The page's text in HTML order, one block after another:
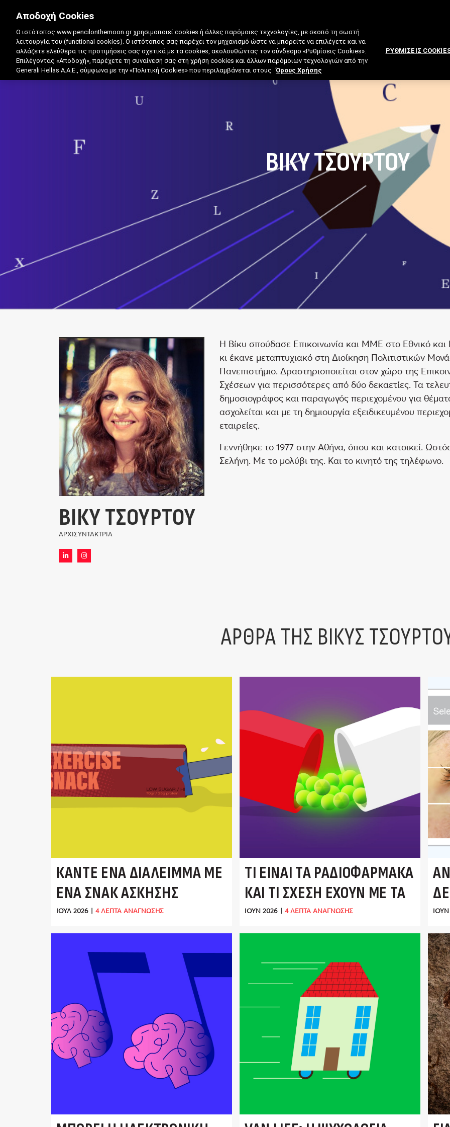
ΒΊΚΥ ΤΣΟΎΡΤΟΥ
ΒΊΚΥ ΤΣΟΎΡΤΟΥ
ΑΡΧΙΣΥΝΤΆΚΤΡΙΑ
Η Βίκυ σπούδασε Επικοινωνία και ΜΜΕ στο Εθνικό
κι έκανε μεταπτυχιακό στη Διοίκηση Πολιτιστικών
Πανεπιστήμιο. Δραστηριοποιείται στον χώρο της
Σχέσεων για περισσότερες από δύο δεκαετίες. Τα
δημοσιογράφος και παραγωγός περιεχομένου για
ασχολείται και με τη δημιουργία εξειδικευμένου
εταιρείες.
Γεννήθηκε το 1977 στην Αθήνα, όπου και κατοικεί.
Σελήνη. Με το μολύβι της. Και το κινητό της τηλέφωνο.
ΑΡΘΡΑ ΤΗΣ ΒΙΚΥΣ
ΚΆΝΤΕ ΈΝΑ ΔΙΆΛΕΙΜΜΑ ΜΕ
ΈΝΑ ΣΝΑΚ ΆΣΚΗΣΗΣ
ΙΟΎΛ 2026 | 4 ΛΕΠΤΑ ΑΝΑΓΝΩΣΗΣ
ΤΙ ΕΊΝΑΙ ΤΑ ΡΑΔΙΟΦΆΡΜΑΚΑ
ΚΑΙ ΤΙ ΣΧΈΣΗ ΈΧΟΥΝ ΜΕ ΤΑ
ΠΥΡΗΝΙΚΆ ΑΠΌΒΛΗΤΑ
ΙΟΎΝ 2026 | 4 ΛΕΠΤΑ ΑΝΑΓΝΩΣΗΣ
ΟΥ
Αποδοχή Cookies
Ο ιστότοπος www.pencilonthemoon.gr χρησιμοποιεί cookies ή άλλες παρόμοιες τεχνολογίες, με σκοπό τη σωστή
λειτουργία του (functional cookies). Ο ιστότοπος σας παρέχει τον μηχανισμό ώστε να μπορείτε να επιλέγετε και να
αλλάζετε ελεύθερα τις προτιμήσεις σας σχετικά με τα cookies, ακολουθώντας τον σύνδεσμο «Ρυθμίσεις Cookies».
Επιλέγοντας «Αποδοχή», παρέχετε τη συναίνεσή σας στη χρήση cookies και άλλων παρόμοιων τεχνολογιών από την
Generali Hellas A.A.E., σύμφωνα με την «Πολιτική Cookies» που περιλαμβάνεται στους Όρους Χρήσης
ΡΥΘΜΙΣΕΙΣ